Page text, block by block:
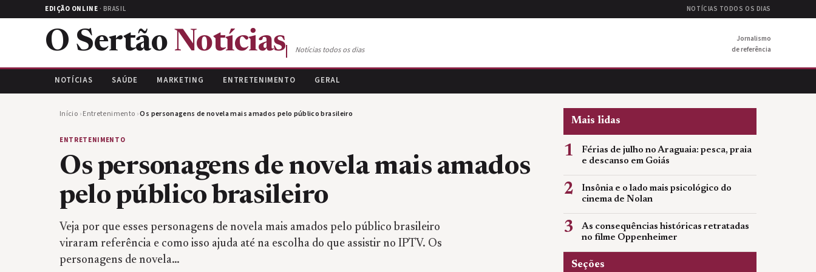
EDIÇÃO ONLINE · BRASIL NOTÍCIAS TODOS OS DIAS
O Sertão Notícias Notícias todos os dias
Jornalismo
de referência
NOTÍCIAS SAÚDE MARKETING ENTRETENIMENTO GERAL
Início ›Entretenimento ›Os personagens de novela mais amados pelo público brasileiro
ENTRETENIMENTO
Os personagens de novela mais amados
pelo público brasileiro
Veja por que esses personagens de novela mais amados pelo público brasileiro
viraram referência e como isso ajuda até na escolha do que assistir no IPTV. Os
personagens de novela…
Mais lidas
1
Férias de julho no Araguaia: pesca, praia
e descanso em Goiás
2
Insônia e o lado mais psicológico do
cinema de Nolan
3
As consequências históricas retratadas
no filme Oppenheimer
Seções